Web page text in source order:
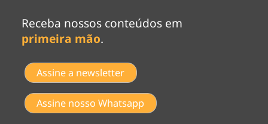
Receba nossos conteúdos em
primeira mão.
Assine a newsletter
Assine nosso Whatsapp